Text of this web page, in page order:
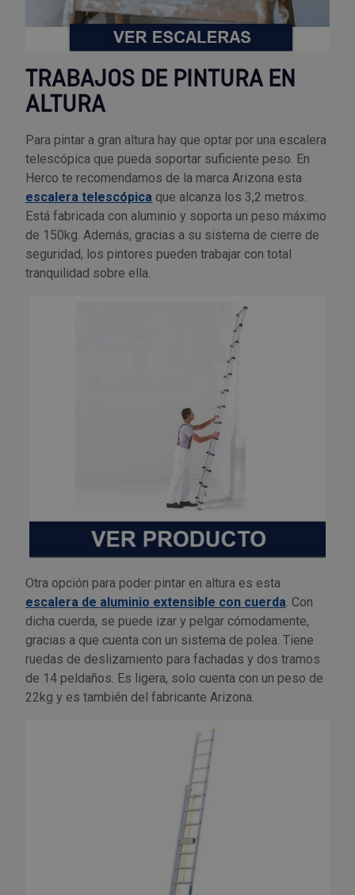
TRABAJOS DE PINTURA EN
ALTURA
Para pintar a gran altura hay que optar por una escalera
telescópica que pueda soportar suficiente peso. En
Herco te recomendamos de la marca Arizona esta
escalera telescópica que alcanza los 3,2 metros.
Está fabricada con aluminio y soporta un peso máximo
de 150kg. Además, gracias a su sistema de cierre de
seguridad, los pintores pueden trabajar con total
tranquilidad sobre ella.
Otra opción para poder pintar en altura es esta
escalera de aluminio extensible con cuerda . Con
dicha cuerda, se puede izar y pelgar cómodamente,
gracias a que cuenta con un sistema de polea. Tiene
ruedas de deslizamiento para fachadas y dos tramos
de 14 peldaños. Es ligera, solo cuenta con un peso de
22kg y es también del fabricante Arizona.